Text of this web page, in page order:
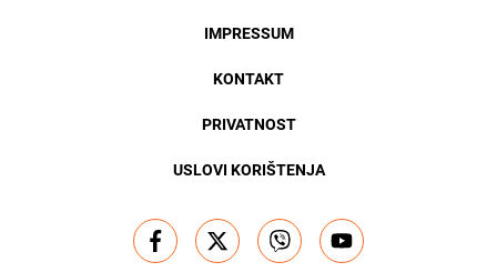
IMPRESSUM
KONTAKT
PRIVATNOST
USLOVI KORIŠTENJA